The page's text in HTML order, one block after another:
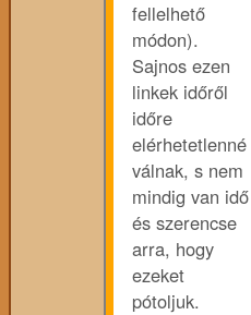
fellelhető
módon).
Sajnos ezen
linkek időről
időre
elérhetetlenné
válnak, s nem
mindig van idő
és szerencse
arra, hogy
ezeket
pótoljuk.